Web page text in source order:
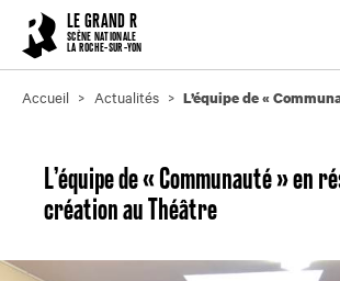
LE GRAND R
SCÈNE NATIONALE
LA ROCHE-SUR-YON
Accueil Actualités L’équipe de «
L’équipe de « Communauté » en
création au Théâtre
Cookies management panel